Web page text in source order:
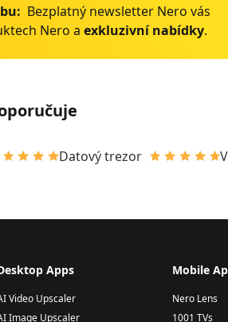
Bezplatný newsletter Nero vás
Nero a exkluzivní nabídky.
Datový trezor
Apps
Video Upscaler
Image Upscaler
Mobile
Nero Lens
1001 TVs